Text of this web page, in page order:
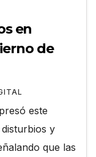
en
de
este
y
que las